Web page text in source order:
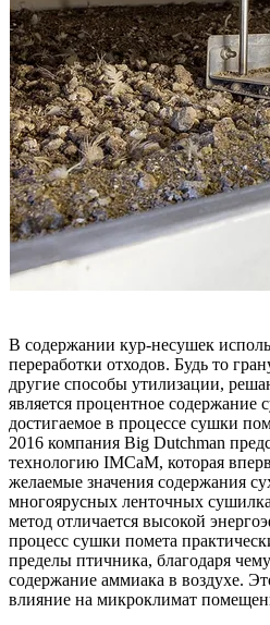
В содержании кур-несушек
переработки отходов. Будь то
другие способы утилизации,
является процентное содержание
достигаемое в процессе сушки
2016 компания Big Dutchman
технологию IMCaM, которая
желаемые значения содержания
многоярусных ленточных
метод отличается высокой
процесс сушки помета
пределы птичника, благодаря
содержание аммиака в воздухе.
влияние на микроклимат